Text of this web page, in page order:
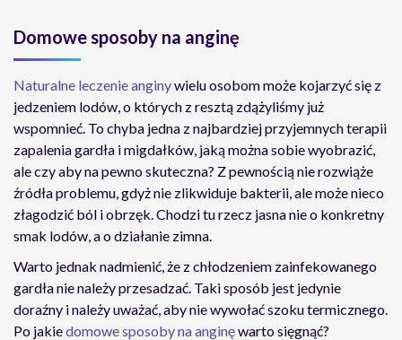
Domowe sposoby na anginę
Naturalne leczenie anginywielu osobom może kojarzyć się z
jedzeniem lodów, o których z resztą zdążyliśmy już
wspomnieć. To chyba jedna z najbardziej przyjemnych terapii
zapalenia gardła i migdałków, jaką można sobie wyobrazić,
ale czy aby na pewno skuteczna? Z pewnością nie rozwiąże
źródła problemu, gdyż nie zlikwiduje bakterii, ale może nieco
złagodzić ból i obrzęk. Chodzi tu rzecz jasna nie o konkretny
smak lodów, a o działanie zimna.
Warto jednak nadmienić, że z chłodzeniem zainfekowanego
gardła nie należy przesadzać. Taki sposób jest jedynie
doraźny i należy uważać, aby nie wywołać szoku termicznego.
Po jakiedomowe sposoby na anginęwarto sięgnąć?